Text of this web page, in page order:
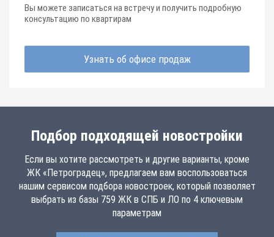
Вы можете записаться на встречу и получить подробную
консультацию по квартирам
Узнать об офисе продаж
Подбор подходящей новостройки
Если вы хотите рассмотреть и другие варианты, кроме
ЖК «Петроградец», предлагаем вам воспользоваться
нашим сервисом подбора новостроек, который позволяет
выбрать из базы 759 ЖК в СПБ и ЛО по 4 ключевым
параметрам